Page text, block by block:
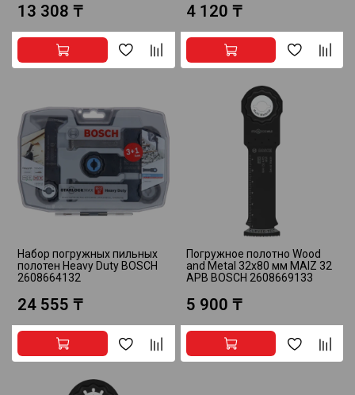
13 308 ₸ 4 120 ₸
Набор погружных пильных
полотен Heavy Duty BOSCH
2608664132
24 555 ₸
Погружное полотно Wood
and Metal 32х80 мм MAIZ 32
APB BOSCH 2608669133
5 900 ₸